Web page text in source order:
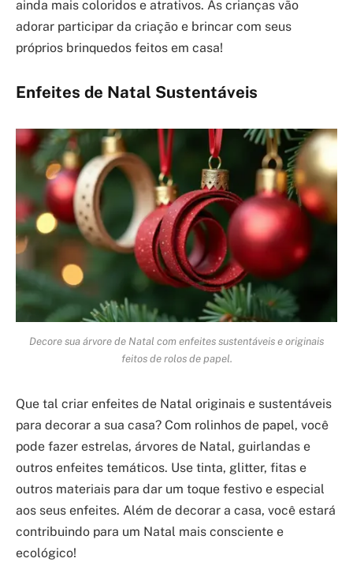
ainda mais coloridos e atrativos. As crianças vão
adorar participar da criação e brincar com seus
próprios brinquedos feitos em casa!
Enfeites de Natal Sustentáveis
Decore sua árvore de Natal com enfeites sustentáveis e originais
feitos de rolos de papel.
Que tal criar enfeites de Natal originais e sustentáveis
para decorar a sua casa? Com rolinhos de papel, você
pode fazer estrelas, árvores de Natal, guirlandas e
outros enfeites temáticos. Use tinta, glitter, fitas e
outros materiais para dar um toque festivo e especial
aos seus enfeites. Além de decorar a casa, você estará
contribuindo para um Natal mais consciente e
ecológico!